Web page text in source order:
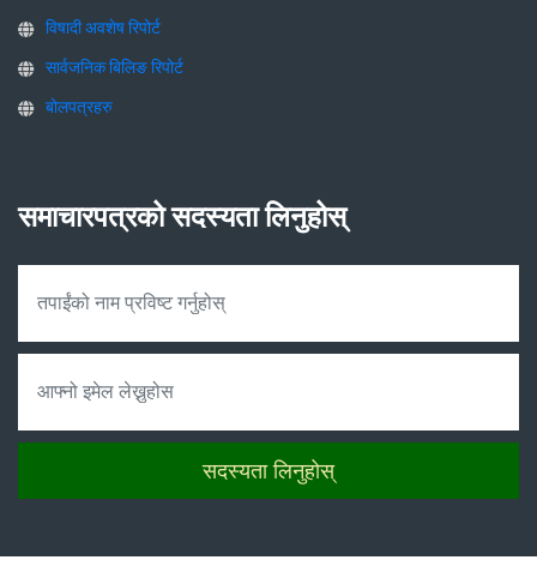
विषादी अवशेष रिपोर्ट
सार्वजनिक बिलिङ रिपोर्ट
बोलपत्रहरु
समाचारपत्रको सदस्यता लिनुहोस्
सदस्यता लिनुहोस्